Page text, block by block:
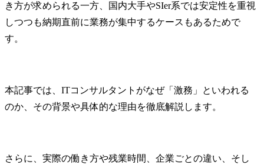
き方が求められる一方、国内大手やSIer系では安定性を重視
しつつも納期直前に業務が集中するケースもあるためで
す。
本記事では、ITコンサルタントがなぜ「激務」といわれる
のか、その背景や具体的な理由を徹底解説します。
さらに、実際の働き方や残業時間、企業ごとの違い、そし